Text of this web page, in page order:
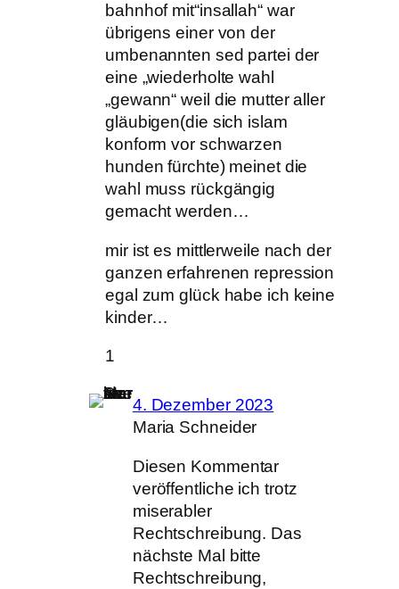
bahnhof mit“insallah“ war
übrigens einer von der
umbenannten sed partei der
eine „wiederholte wahl
„gewann“ weil die mutter aller
gläubigen(die sich islam
konform vor schwarzen
hunden fürchte) meinet die
wahl muss rückgängig
gemacht werden…
mir ist es mittlerweile nach der
ganzen erfahrenen repression
egal zum glück habe ich keine
kinder…
1
4. Dezember 2023
Maria Schneider
Diesen Kommentar
veröffentliche ich trotz
miserabler
Rechtschreibung. Das
nächste Mal bitte
Rechtschreibung,